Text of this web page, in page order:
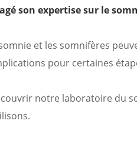
son expertise sur le
et les somnifères
pour certaines
notre laboratoire